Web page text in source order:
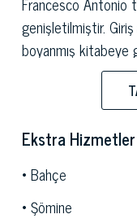
genişletilmiştir. Giriş
boyanmış kitabeye
ressam Girolamo
Cazibeli bir cadde
doğru
desteklenen tek
cephede tamamen
sütunuyla ayırt
Ekstra Hizmetler
Bahçe
Şömine